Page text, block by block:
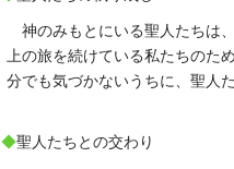
神のみもとにいる聖人たちは
上の旅を続けている私たちのた
分でも気づかないうちに、聖人
◆聖人たちとの交わり